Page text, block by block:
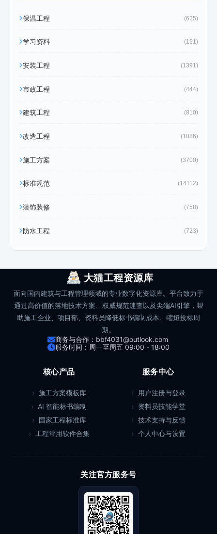
保温工程 (625)
学习资料 (191)
安装工程 (1391)
市政工程 (444)
建筑工程 (810)
改造工程 (1086)
施工方案 (3700)
标准规范 (14112)
装饰装修 (758)
防水工程 (723)
大猫工程资源库
面向国内建筑与工程管理领域的专业数字化资源库。平台致力于
通过高价值的落地技术方案、权威规范速查以及尖端AI引擎，帮
助施工企业、项目部、资料员降低标书编制成本、缩短投标周
期。
商务与合作：bbf4031@outlook.com
服务时间：周一至周五 09:00 - 18:00
核心产品
施工方案模板库
AI 智能标书编制
国家工程标准库
工程常用软件合集
服务中心
用户注册与登录
资料员技能学堂
技术支持与反馈
个人中心与设置
关注官方服务号